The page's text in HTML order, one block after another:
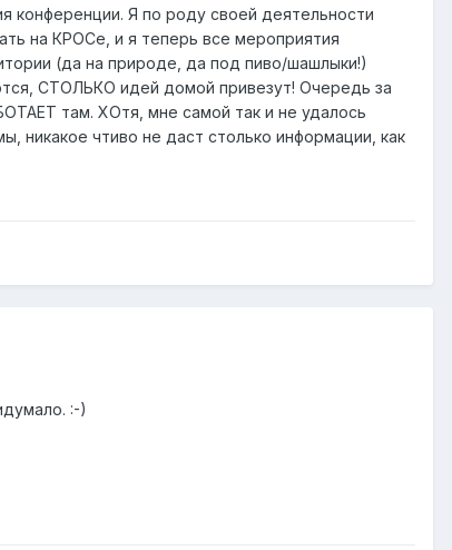
конференции. Я по роду своей деятельности
на КРОСе, и я теперь все мероприятия
(да на природе, да под пиво/шашлыки!)
СТОЛЬКО идей домой привезут! Очередь за
там. ХОтя, мне самой так и не удалось
никакое чтиво не даст столько информации, как
:-)